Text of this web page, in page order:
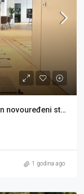
Stan: Zagreb, Ribnjak, Ekskluzivan novouređeni stan 120 m2 (prodaja)
1 godina ago